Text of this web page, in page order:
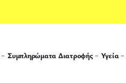
Συμπληρώματα Διατροφής Υγεία